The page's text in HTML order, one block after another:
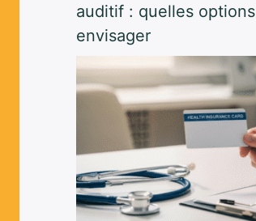
auditif : quelles options
envisager